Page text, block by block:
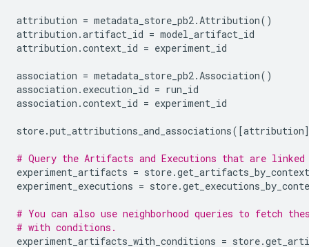
attribution = metadata_store_pb2.Attribution()
attribution .artifact_id = model_artifact_id
attribution .context_id = experiment_id
association = metadata_store_pb2.Association()
association . execution_id = run_id
association .context_id = experiment_id
store.put_attributions_and_associations([attribution
# Query the Artifacts and Executions that are
experiment_artifacts = store.get_artifacts_by_context
experiment_executions = store.
# You can also use neighborhood queries to fetch
# with conditions.
experiment_artifacts_with_conditions = store.